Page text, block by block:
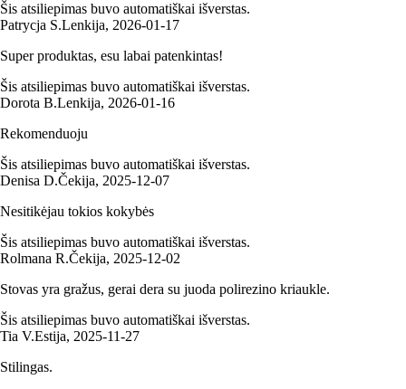
Šis atsiliepimas buvo automatiškai išverstas.
Patrycja S.Lenkija, 2026‑01‑17
Super produktas, esu labai patenkintas!
Šis atsiliepimas buvo automatiškai išverstas.
Dorota B.Lenkija, 2026‑01‑16
Rekomenduoju
Šis atsiliepimas buvo automatiškai išverstas.
Denisa D.Čekija, 2025‑12‑07
Nesitikėjau tokios kokybės
Šis atsiliepimas buvo automatiškai išverstas.
Rolmana R.Čekija, 2025‑12‑02
Stovas yra gražus, gerai dera su juoda polirezino kriaukle.
Šis atsiliepimas buvo automatiškai išverstas.
Tia V.Estija, 2025‑11‑27
Stilingas.